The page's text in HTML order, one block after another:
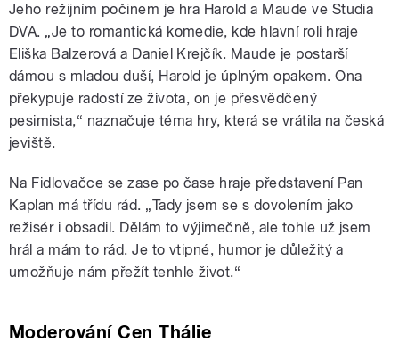
Jeho režijním počinem je hra Harold a Maude ve Studia
DVA. „Je to romantická komedie, kde hlavní roli hraje
Eliška Balzerová a Daniel Krejčík. Maude je postarší
dámou s mladou duší, Harold je úplným opakem. Ona
překypuje radostí ze života, on je přesvědčený
pesimista,“ naznačuje téma hry, která se vrátila na česká
jeviště.
Na Fidlovačce se zase po čase hraje představení Pan
Kaplan má třídu rád. „Tady jsem se s dovolením jako
režisér i obsadil. Dělám to výjimečně, ale tohle už jsem
hrál a mám to rád. Je to vtipné, humor je důležitý a
umožňuje nám přežít tenhle život.“
Moderování Cen Thálie